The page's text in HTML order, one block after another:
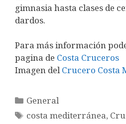
gimnasia hasta clases de
dardos.
Para más información
pagina de Costa Cruceros
Imagen delCrucero Costa
Categorías
General
Etiquetas
costa mediterránea,